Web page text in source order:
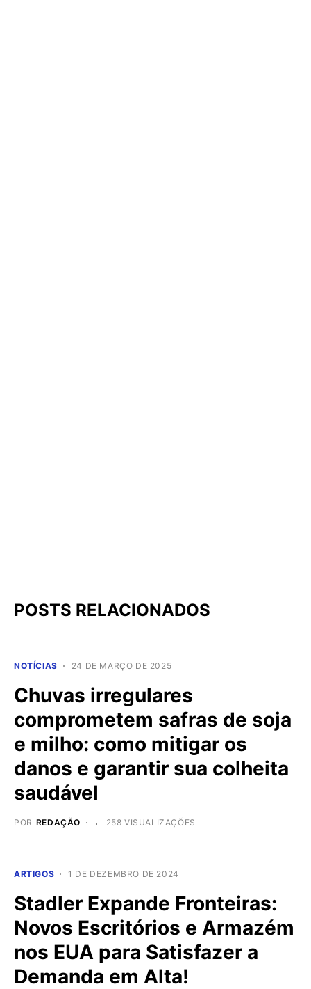
POSTS RELACIONADOS
NOTÍCIAS 24 DE MARÇO DE 2025
Chuvas irregulares
comprometem safras de soja
e milho: como mitigar os
danos e garantir sua colheita
saudável
POR REDAÇÃO 258 VISUALIZAÇÕES
ARTIGOS 1 DE DEZEMBRO DE 2024
Stadler Expande Fronteiras:
Novos Escritórios e Armazém
nos EUA para Satisfazer a
Demanda em Alta!